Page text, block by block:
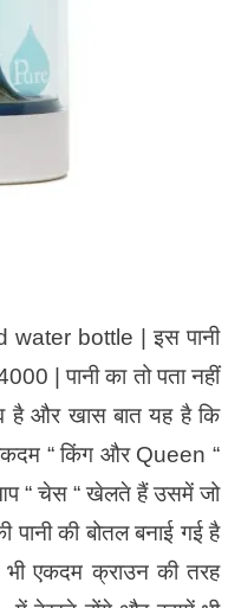
water bottle | इस पानी
| पानी का तो पता नहीं
है और खास बात यह है कि
“ किंग और Queen “
“ चेस “ खेलते हैं उसमें जो
की बोतल बनाई गई है
भी एकदम क्राउन की तरह